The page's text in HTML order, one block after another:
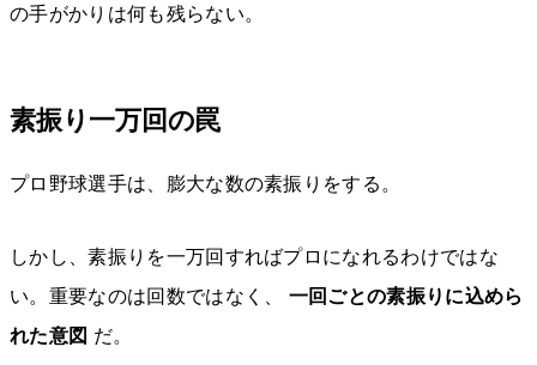
の手がかりは何も残らない。
素振り一万回の罠
プロ野球選手は、膨大な数の素振りをする。
しかし、素振りを一万回すればプロになれるわけではな
い。重要なのは回数ではなく、 一回ごとの素振りに込めら
れた意図 だ。